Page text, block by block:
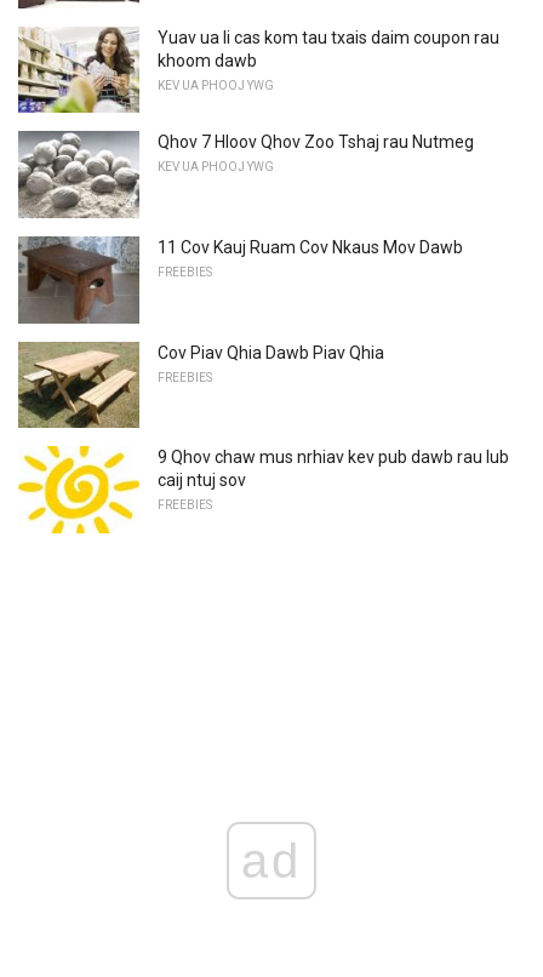
Yuav ua li cas kom tau txais daim coupon rau
khoom dawb
KEV UA PHOOJ YWG
Qhov 7 Hloov Qhov Zoo Tshaj rau Nutmeg
KEV UA PHOOJ YWG
11 Cov Kauj Ruam Cov Nkaus Mov Dawb
FREEBIES
Cov Piav Qhia Dawb Piav Qhia
FREEBIES
9 Qhov chaw mus nrhiav kev pub dawb rau lub
caij ntuj sov
FREEBIES
ad